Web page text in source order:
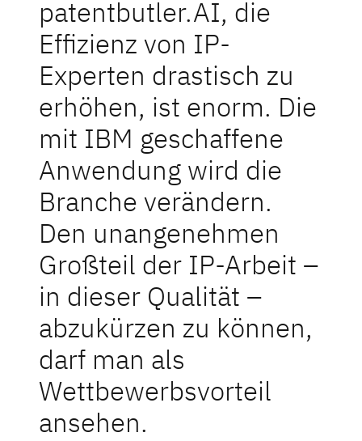
patentbutler.AI, die
Effizienz von IP-
Experten drastisch zu
erhöhen, ist enorm. Die
mit IBM geschaffene
Anwendung wird die
Branche verändern.
Den unangenehmen
Großteil der IP-Arbeit –
in dieser Qualität –
abzukürzen zu können,
darf man als
Wettbewerbsvorteil
ansehen.